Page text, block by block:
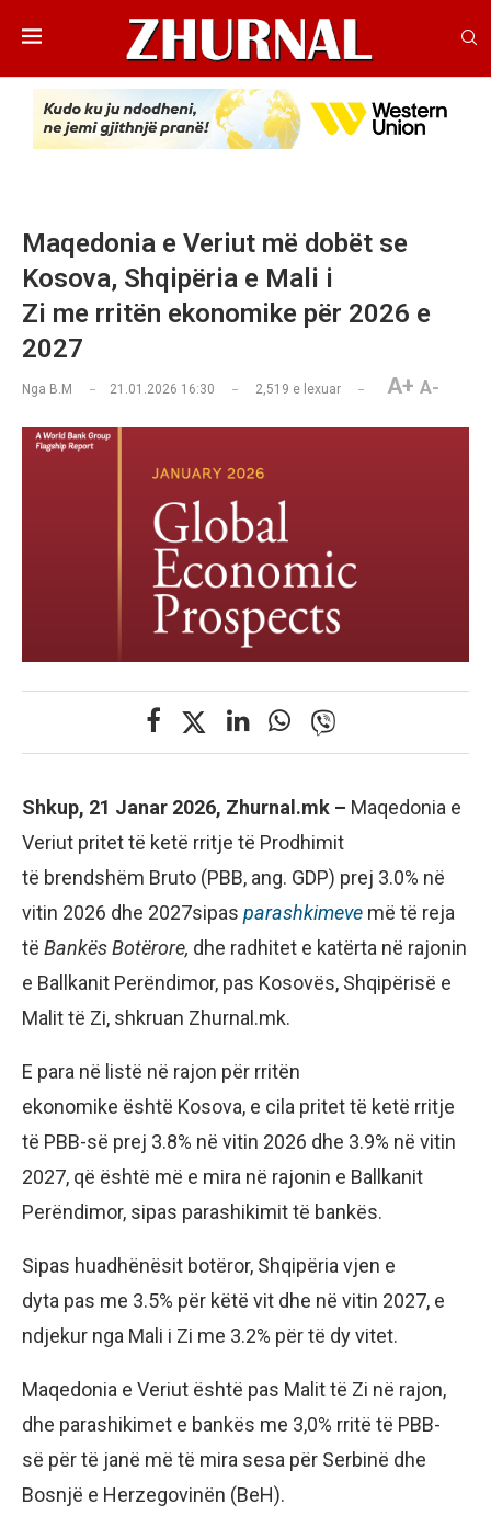
Maqedonia e Veriut më dobët se
Kosova, Shqipëria e Mali i
Zi me rritën ekonomike për 2026 e
2027
Nga B.M 21.01.2026 16:30 2,519 e lexuar A+ A-
Shkup, 21 Janar 2026, Zhurnal.mk – Maqedonia e
Veriut pritet të ketë rritje të Prodhimit
të brendshëm Bruto (PBB, ang. GDP) prej 3.0% në
vitin 2026 dhe 2027sipas parashkimeve më të reja
të Bankës Botërore, dhe radhitet e katërta në rajonin
e Ballkanit Perëndimor, pas Kosovës, Shqipërisë e
Malit të Zi, shkruan Zhurnal.mk.
E para në listë në rajon për rritën
ekonomike është Kosova, e cila pritet të ketë rritje
të PBB-së prej 3.8% në vitin 2026 dhe 3.9% në vitin
2027, që është më e mira në rajonin e Ballkanit
Perëndimor, sipas parashikimit të bankës.
Sipas huadhënësit botëror, Shqipëria vjen e
dyta pas me 3.5% për këtë vit dhe në vitin 2027, e
ndjekur nga Mali i Zi me 3.2% për të dy vitet.
Maqedonia e Veriut është pas Malit të Zi në rajon,
dhe parashikimet e bankës me 3,0% rritë të PBB-
së për të janë më të mira sesa për Serbinë dhe
Bosnjë e Herzegovinën (BeH).